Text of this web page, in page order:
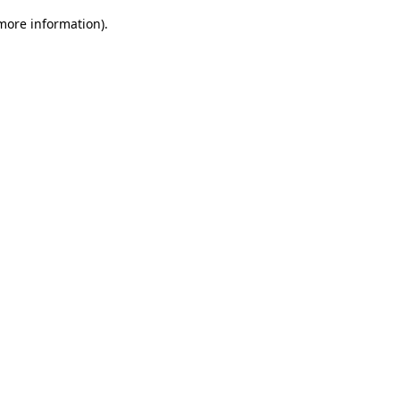
information).